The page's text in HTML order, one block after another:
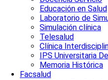
Educación en Salud
Laboratorio de
Simulación clínica
Telesalud
Clínica
IPS Universitaria
Memoria Histórica
Facsalud